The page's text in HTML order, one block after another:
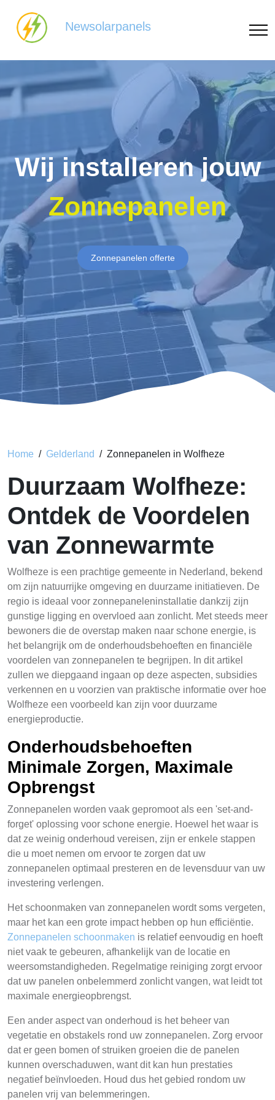
Newsolarpanels
Wij installeren jouw
Zonnepanelen
Zonnepanelen offerte
Home Gelderland Zonnepanelen in Wolfheze
Duurzaam Wolfheze:
Ontdek de Voordelen
van Zonnewarmte
Wolfheze is een prachtige gemeente in Nederland, bekend
om zijn natuurrijke omgeving en duurzame initiatieven. De
regio is ideaal voor zonnepaneleninstallatie dankzij zijn
gunstige ligging en overvloed aan zonlicht. Met steeds meer
bewoners die de overstap maken naar schone energie, is
het belangrijk om de onderhoudsbehoeften en financiële
voordelen van zonnepanelen te begrijpen. In dit artikel
zullen we diepgaand ingaan op deze aspecten, subsidies
verkennen en u voorzien van praktische informatie over hoe
Wolfheze een voorbeeld kan zijn voor duurzame
energieproductie.
Onderhoudsbehoeften
Minimale Zorgen, Maximale
Opbrengst
Zonnepanelen worden vaak gepromoot als een 'set-and-
forget' oplossing voor schone energie. Hoewel het waar is
dat ze weinig onderhoud vereisen, zijn er enkele stappen
die u moet nemen om ervoor te zorgen dat uw
zonnepanelen optimaal presteren en de levensduur van uw
investering verlengen.
Het schoonmaken van zonnepanelen wordt soms vergeten,
maar het kan een grote impact hebben op hun efficiëntie.
Zonnepanelen schoonmaken is relatief eenvoudig en hoeft
niet vaak te gebeuren, afhankelijk van de locatie en
weersomstandigheden. Regelmatige reiniging zorgt ervoor
dat uw panelen onbelemmerd zonlicht vangen, wat leidt tot
maximale energieopbrengst.
Een ander aspect van onderhoud is het beheer van
vegetatie en obstakels rond uw zonnepanelen. Zorg ervoor
dat er geen bomen of struiken groeien die de panelen
kunnen overschaduwen, want dit kan hun prestaties
negatief beïnvloeden. Houd dus het gebied rondom uw
panelen vrij van belemmeringen.